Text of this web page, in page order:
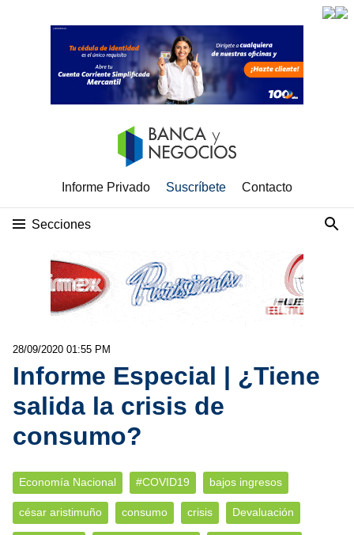
Informe Privado Suscríbete Contacto
Secciones
28/09/2020 01:55 PM
Informe Especial | ¿Tiene
salida la crisis de
consumo?
Economía Nacional #COVID19 bajos ingresos
césar aristimuño consumo crisis Devaluación